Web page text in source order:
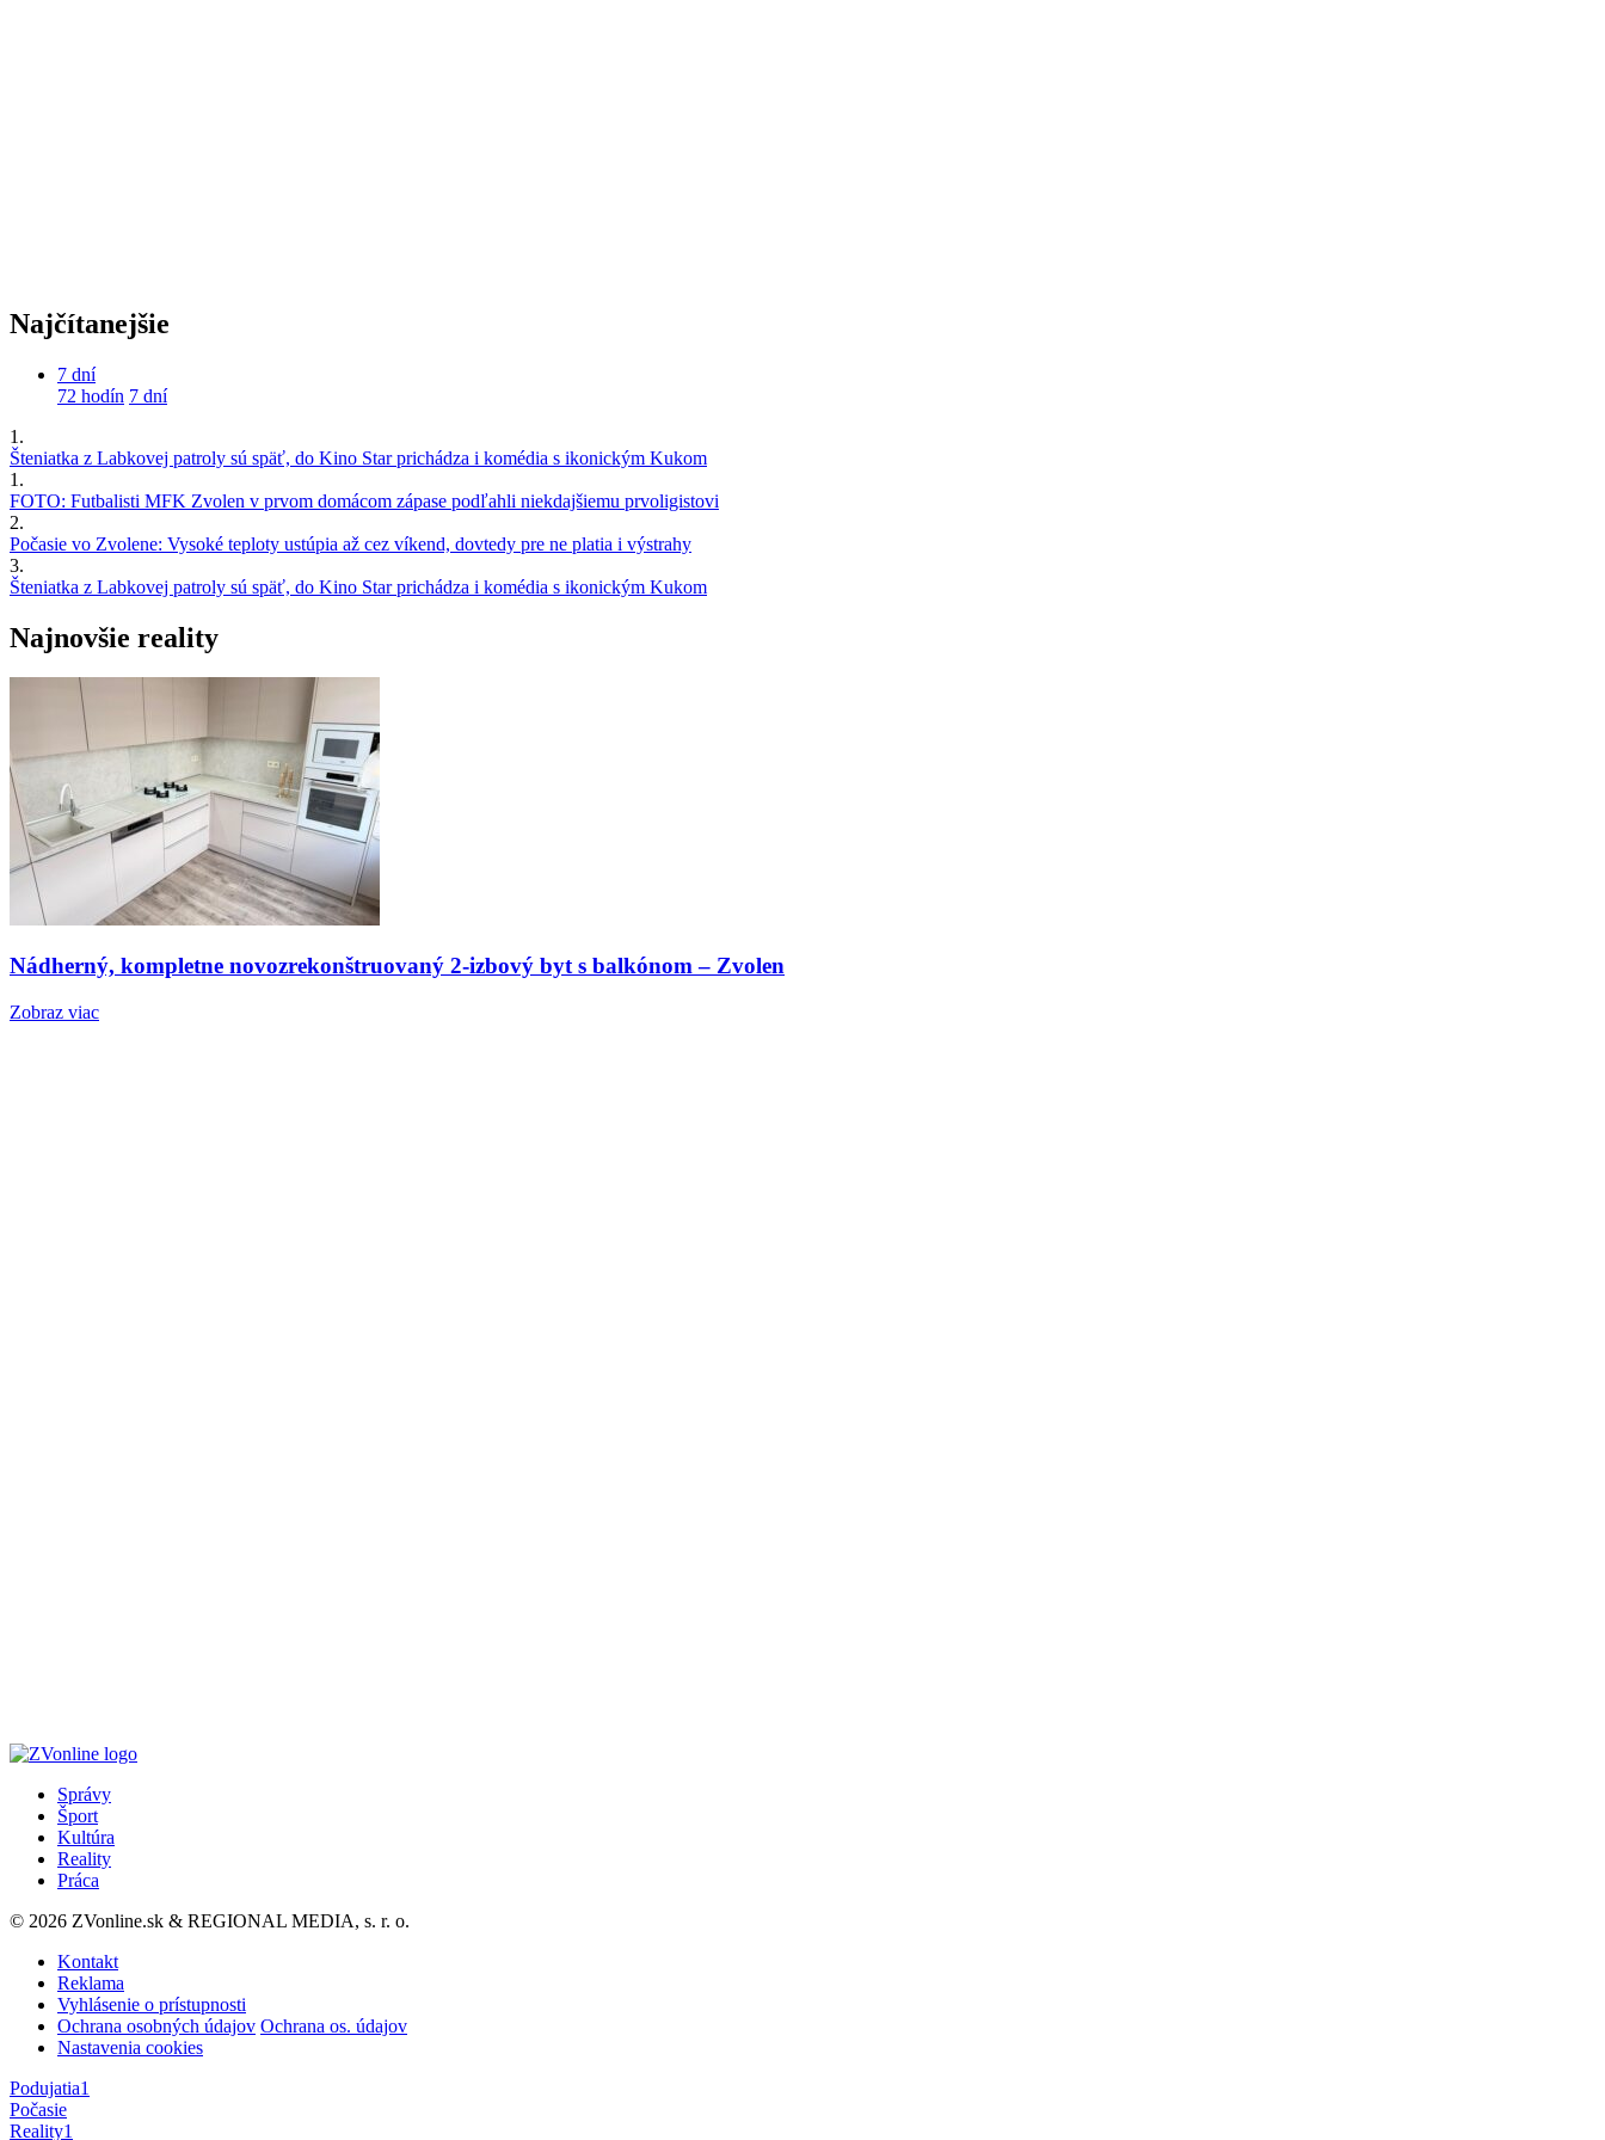
Najčítanejšie
7 dní
72 hodín 7 dní
1.
Šteniatka z Labkovej patroly sú späť, do Kino Star prichádza i komédia s ikonickým Kukom
1.
FOTO: Futbalisti MFK Zvolen v prvom domácom zápase podľahli niekdajšiemu prvoligistovi
2.
Počasie vo Zvolene: Vysoké teploty ustúpia až cez víkend, dovtedy pre ne platia i výstrahy
3.
Šteniatka z Labkovej patroly sú späť, do Kino Star prichádza i komédia s ikonickým Kukom
Najnovšie reality
Nádherný, kompletne novozrekonštruovaný 2-izbový byt s balkónom – Zvolen
Zobraz viac
Správy
Šport
Kultúra
Reality
Práca
© 2026 ZVonline.sk & REGIONAL MEDIA, s. r. o.
Kontakt
Reklama
Vyhlásenie o prístupnosti
Ochrana osobných údajov Ochrana os. údajov
Nastavenia cookies
Podujatia1
Počasie
Reality1